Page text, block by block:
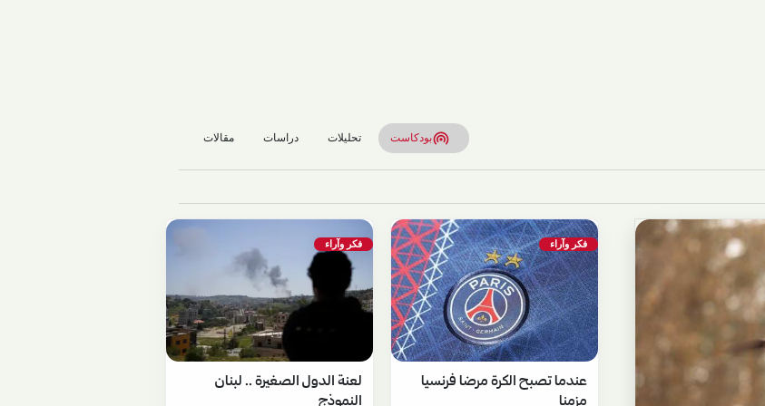
wifi_tetheringبودكاست تحليلات دراسات مقالات
فكر وآراء
عندما تصبح الكرة مرضا فرنسيا
مزمنا
فكر وآراء
لعنة الدول الصغيرة .. لبنان
النموذج